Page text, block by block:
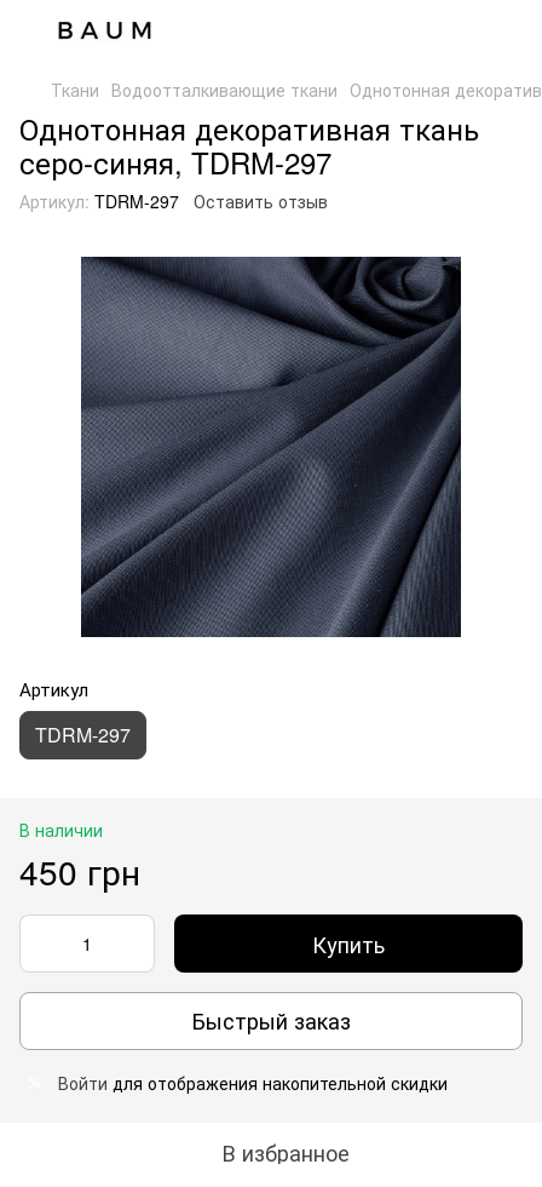
Ткани Водоотталкивающие ткани Однотонная
Однотонная декоративная ткань
серо-синяя, TDRM-297
Артикул: TDRM-297 Оставить отзыв
Артикул
TDRM-297
В наличии
450 грн
Купить
Быстрый заказ
Войти для отображения накопительной скидки
В избранное